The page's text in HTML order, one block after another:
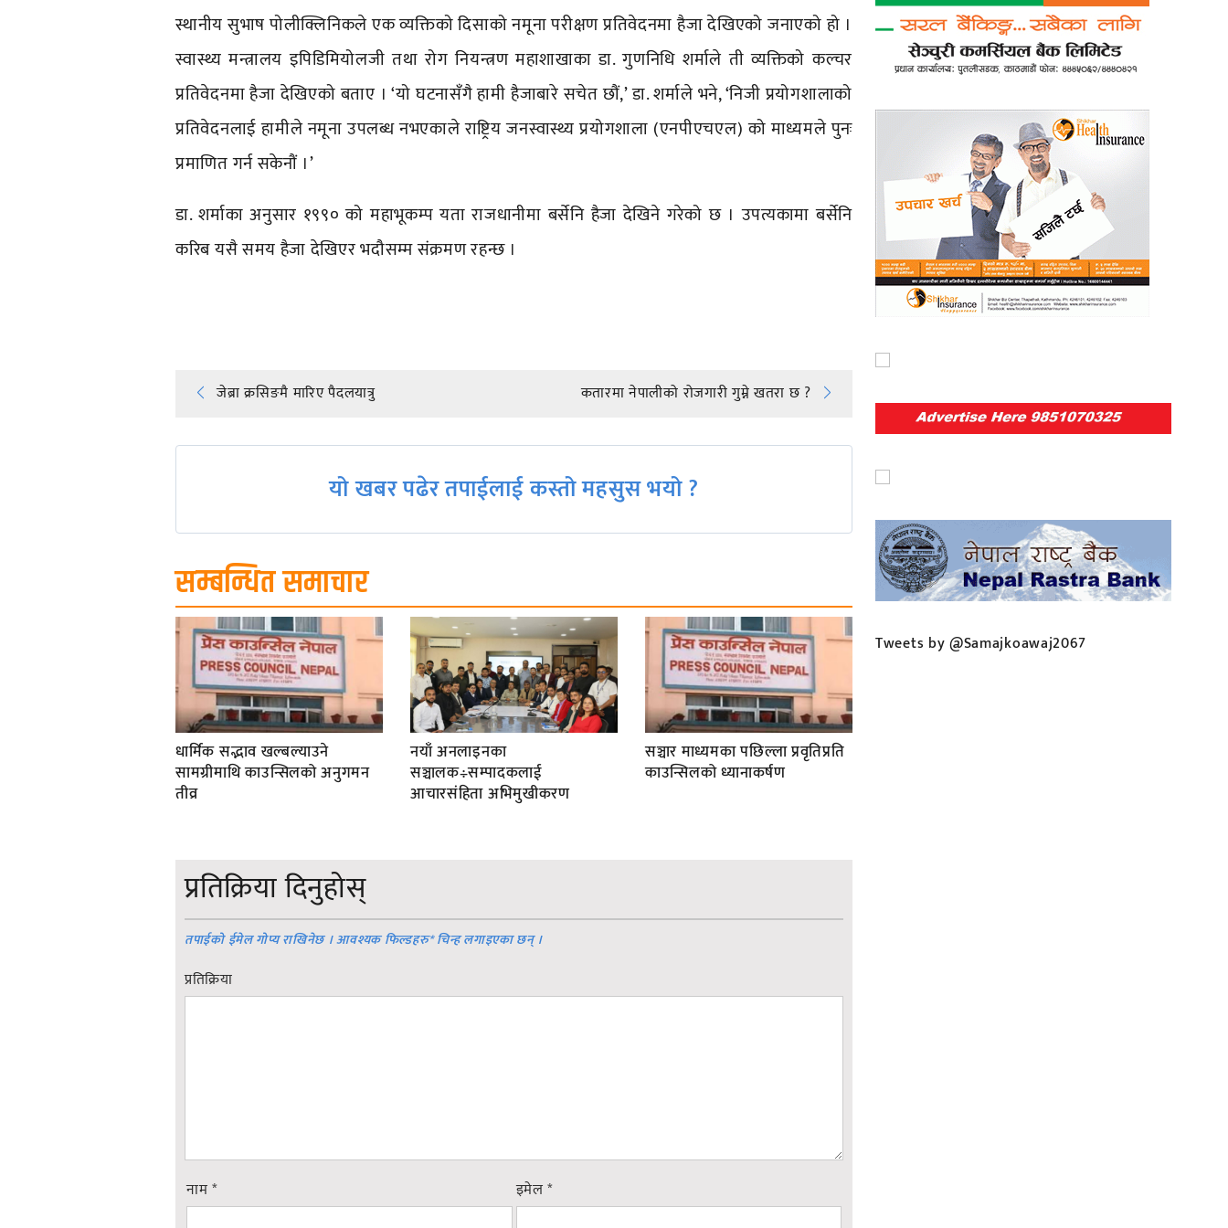
स्थानीय सुभाष पोलीक्लिनिकले एक व्यक्तिको दिसाको नमूना परीक्षण प्रतिवेदनमा हैजा देखिएको जनाएको हो ।
स्वास्थ्य मन्त्रालय इपिडिमियोलजी तथा रोग नियन्त्रण महाशाखाका डा. गुणनिधि शर्माले ती व्यक्तिको कल्चर
प्रतिवेदनमा हैजा देखिएको बताए । ‘यो घटनासँगै हामी हैजाबारे सचेत छौं,’ डा. शर्माले भने, ‘निजी प्रयोगशालाको
प्रतिवेदनलाई हामीले नमूना उपलब्ध नभएकाले राष्ट्रिय जनस्वास्थ्य प्रयोगशाला (एनपीएचएल) को माध्यमले पुनः
प्रमाणित गर्न सकेनौं ।’
डा. शर्माका अनुसार १९९० को महाभूकम्प यता राजधानीमा बर्सेनि हैजा देखिने गरेको छ । उपत्यकामा बर्सेनि
करिब यसै समय हैजा देखिएर भदौसम्म संक्रमण रहन्छ ।
Post
navigation
जेब्रा क्रसिङमै मारिए पैदलयात्रु कतारमा नेपालीको रोजगारी गुम्ने खतरा छ ?
यो खबर पढेर तपाईलाई कस्तो महसुस भयो ?
सम्बन्धित समाचार
धार्मिक सद्भाव खल्बल्याउने
सामग्रीमाथि काउन्सिलको अनुगमन
तीव्र
नयाँ अनलाइनका
सञ्चालक÷सम्पादकलाई
आचारसंहिता अभिमुखीकरण
सञ्चार माध्यमका पछिल्ला प्रवृतिप्रति
काउन्सिलको ध्यानाकर्षण
प्रतिक्रिया दिनुहोस्
तपाईको ईमेल गोप्य राखिनेछ । आवश्यक फिल्डहरु*चिन्ह लगाइएका छन् ।
प्रतिक्रिया
नाम* इमेल*
Tweets by @Samajkoawaj2067